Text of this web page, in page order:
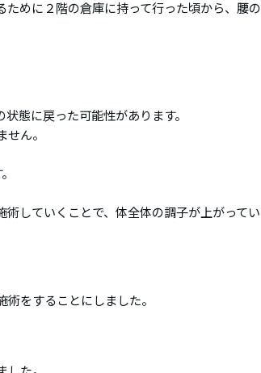
めに２階の倉庫に持って行った頃から、腰の
態に戻った可能性があります。
ん。
していくことで、体全体の調子が上がってい
をすることにしました。